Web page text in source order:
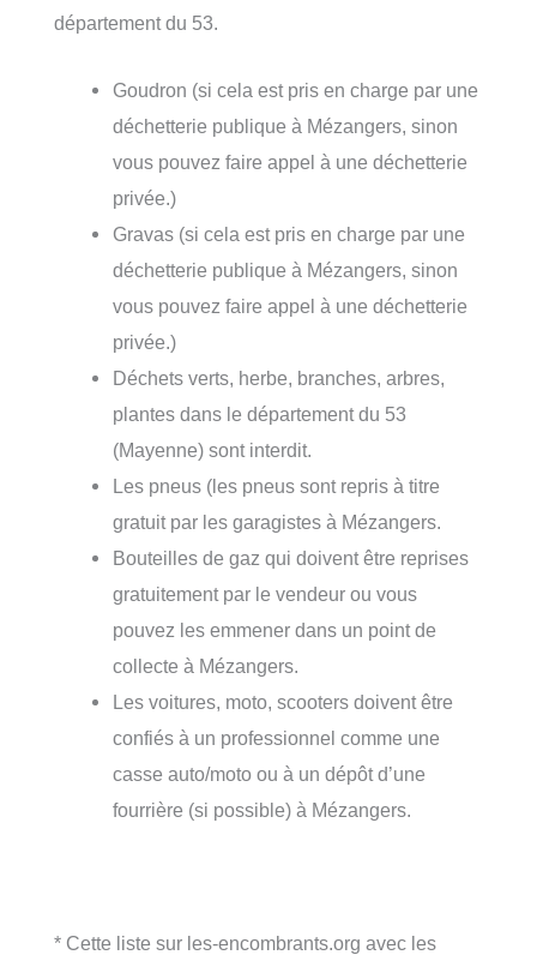
département du 53.
Goudron (si cela est pris en charge par une
déchetterie publique à Mézangers, sinon
vous pouvez faire appel à une déchetterie
privée.)
Gravas (si cela est pris en charge par une
déchetterie publique à Mézangers, sinon
vous pouvez faire appel à une déchetterie
privée.)
Déchets verts, herbe, branches, arbres,
plantes dans le département du 53
(Mayenne) sont interdit.
Les pneus (les pneus sont repris à titre
gratuit par les garagistes à Mézangers.
Bouteilles de gaz qui doivent être reprises
gratuitement par le vendeur ou vous
pouvez les emmener dans un point de
collecte à Mézangers.
Les voitures, moto, scooters doivent être
confiés à un professionnel comme une
casse auto/moto ou à un dépôt d’une
fourrière (si possible) à Mézangers.
* Cette liste sur les-encombrants.org avec les